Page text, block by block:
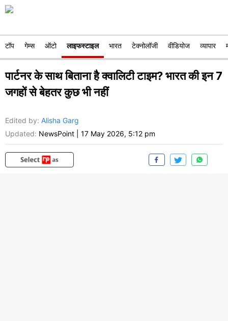
टॉप गेम्स ऑटो लाइफस्टाइल भारत टेक्नोलॉजी वीडियोज व्यापार
पार्टनर के साथ बिताना है क्वालिटी टाइम? भारत की इन 7
जगहों से बेहतर कुछ भी नहीं
Edited by: Alisha Garg
Updated: NewsPoint 17 May 2026, 5:12 pm